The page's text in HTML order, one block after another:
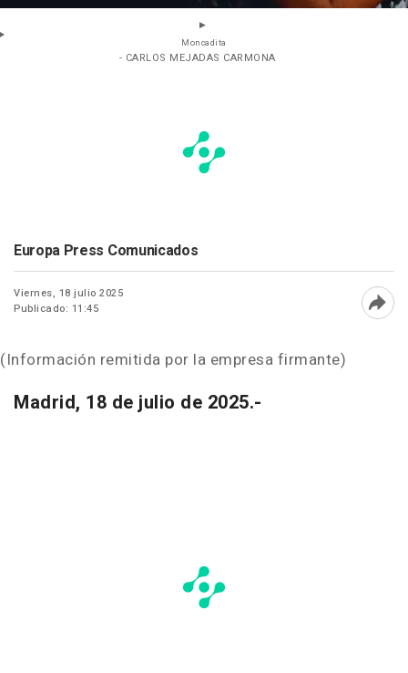
Moncadita
- CARLOS MEJADAS CARMONA
Europa Press Comunicados
Viernes, 18 julio 2025
Publicado: 11:45
(Información remitida por la empresa firmante)
Madrid, 18 de julio de 2025.-